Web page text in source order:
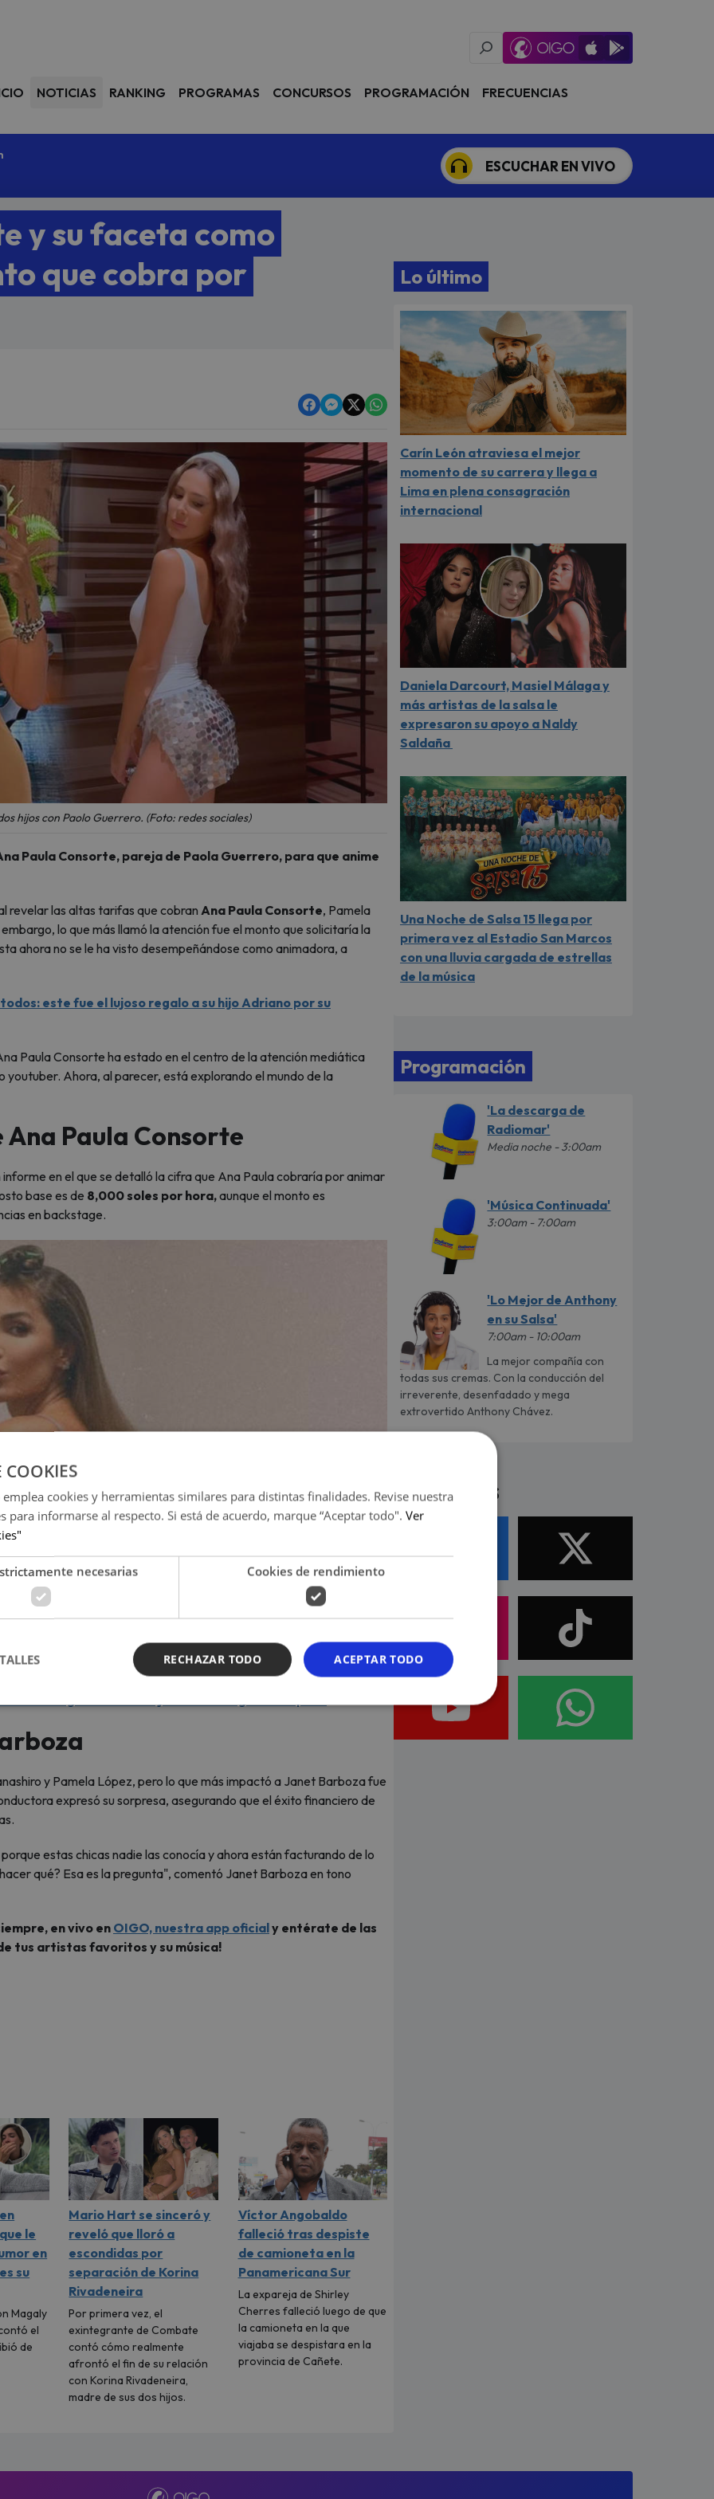
Oigo Radio App
Available on iOS
Available on
NOTICIAS RANKING PROGRAMAS CONCURSOS PROGRAMACIÓN FRECUENCIAS
ESCUCHAR EN VIVO
y su faceta como
que cobra por
hijos con Paolo Guerrero. (Foto: redes sociales)
Paula Consorte, pareja de Paola Guerrero, para que anime
revelar las altas tarifas que cobranAna Paula Consorte, Pamela
lo que más llamó la atención fue el monto que solicitaría la
ahora no se le ha visto desempeñándose como animadora, a
este fue el lujoso regalo a su hijo Adriano por su
Paula Consorte ha estado en el centro de la atención mediática
youtuber. Ahora, al parecer, está explorando el mundo de la
Paula Consorte
en el que se detalló la cifra que Ana Paula cobraría por animar
base es de 8,000 soles por hora,aunque el monto es
en backstage.
(Foto: redes sociales)
del pago, hay requisitos adicionales que ella necesitaría en el
Jhandir Rivera durante el reportaje.
regalo a su trabajadora del hogar: esto pasó
y Pamela López, pero lo que más impactó a Janet Barboza fue
expresó su sorpresa, asegurando que el éxito financiero de
estas chicas nadie las conocía y ahora están facturando de lo
qué? Esa es la pregunta", comentó Janet Barboza en tono
en vivo en OIGO, nuestra app oficialy entérate de las
tus artistas favoritos y su música!
le
en
su
Magaly
el
de
Mario Hart se sinceró y
reveló que lloró a
escondidas por
separación de Korina
Rivadeneira
Por primera vez, el
exintegrante de Combate
contó cómo realmente
afrontó el fin de su relación
con Korina Rivadeneira,
madre de sus dos hijos.
Víctor Angobaldo
falleció tras despiste
de camioneta en la
Panamericana Sur
La expareja de Shirley
Cherres falleció luego de que
la camioneta en la que
viajaba se despistara en la
provincia de Cañete.
Lo último
Carín León atraviesa el mejor
momento de su carrera y llega a
Lima en plena consagración
internacional
Daniela Darcourt, Masiel Málaga y
más artistas de la salsa le
expresaron su apoyo a Naldy
Saldaña
Una Noche de Salsa 15 llega por
primera vez al Estadio San Marcos
con una lluvia cargada de estrellas
de la música
Programación
'La descarga de
Radiomar'
Media noche - 3:00am
'Música Continuada'
3:00am - 7:00am
'Lo Mejor de Anthony
en su Salsa'
7:00am - 10:00am
La mejor compañía con
todas sus cremas. Con la conducción del
irreverente, desenfadado y mega
extrovertido Anthony Chávez.
Síguenos
COOKIES
cookies y herramientas similares para distintas finalidades. Revise nuestra
para informarse al respecto. Si está de acuerdo, marque “Aceptar todo". Ver
necesarias Cookies de rendimiento
ACEPTAR TODO
RECHAZAR TODO